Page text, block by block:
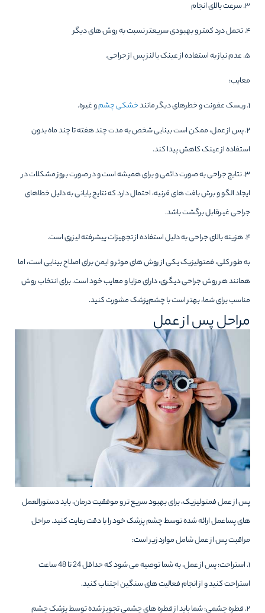
۳. سرعت بالای انجام
۴. تحمل درد کمتر و بهبودی سریعتر نسبت به روش های دیگر
۵. عدم نیاز به استفاده از عینک یا لنز پس از جراحی.
معایب:
۱. ریسک عفونت و خطرهای دیگر مانند خشکی چشمو غیره.
۲. پس از عمل، ممکن است بینایی شخص به مدت چند هفته تا چند ماه بدون
استفاده از عینک کاهش پیدا کند.
۳. نتایج جراحی به صورت دائمی و برای همیشه است و در صورت بروز مشکلات در
ایجاد الگو و برش بافت های قرنیه، احتمال دارد که نتایج پایانی به دلیل خطاهای
جراحی غیرقابل برگشت باشد.
۴. هزینه بالای جراحی به دلیل استفاده از تجهیزات پیشرفته لیزری است.
به طور کلی، فمتولیزیک یکی از روش های موثر و ایمن برای اصلاح بینایی است، اما
همانند هر روش جراحی دیگری، دارای مزایا و معایب خود است. برای انتخاب روش
مناسب برای شما، بهتر است با چشم‌پزشک مشورت کنید.
مراحل پس از عمل
پس از عمل فمتولیزیک، برای بهبود سریع تر و موفقیت درمان، باید دستورالعمل
های پساعمل ارائه شده توسط چشم پزشک خود را با دقت رعایت کنید. مراحل
مراقبت پس از عمل شامل موارد زیر است:
۱. استراحت: پس از عمل، به شما توصیه می شود که حداقل 24 تا 48 ساعت
استراحت کنید و از انجام فعالیت های سنگین اجتناب کنید.
۲. قطره چشمی: شما باید از قطره های چشمی تجویز شده توسط پزشک چشم